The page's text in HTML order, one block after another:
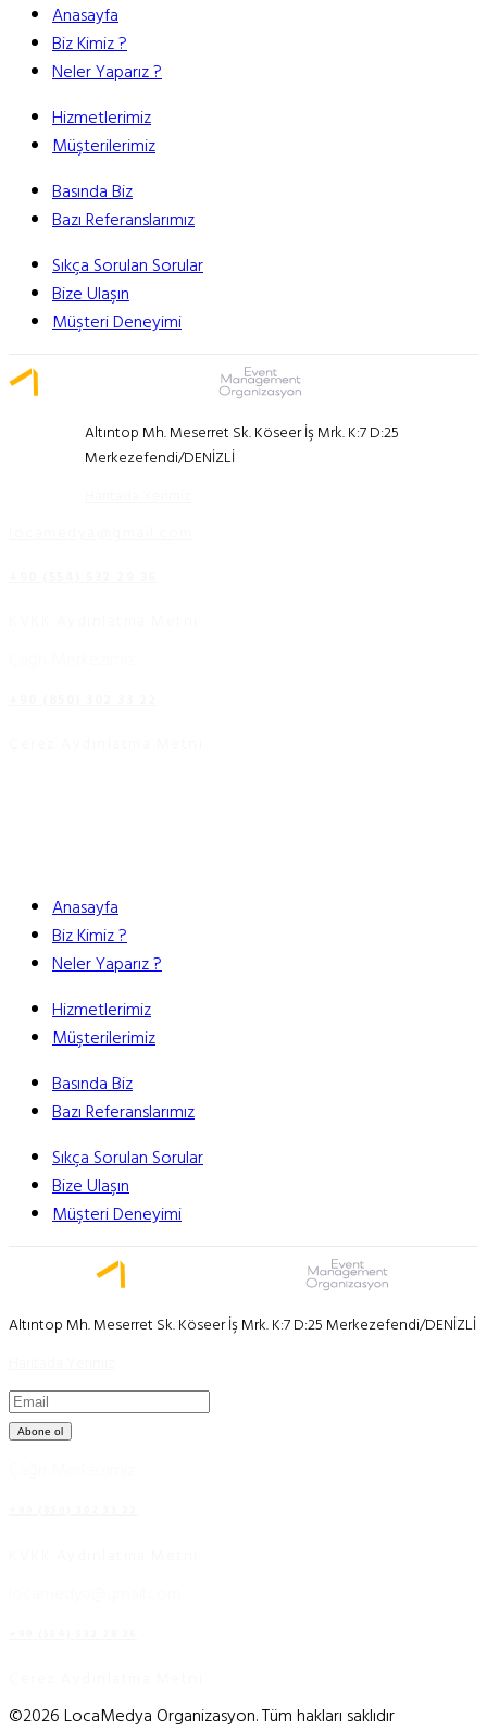
Anasayfa
Biz Kimiz ?
Neler Yaparız ?
Hizmetlerimiz
Müşterilerimiz
Basında Biz
Bazı Referanslarımız
Sıkça Sorulan Sorular
Bize Ulaşın
Müşteri Deneyimi
Altıntop Mh. Meserret Sk. Köseer İş Mrk. K:7 D:25
Merkezefendi/DENİZLİ
Anasayfa
Biz Kimiz ?
Neler Yaparız ?
Hizmetlerimiz
Müşterilerimiz
Basında Biz
Bazı Referanslarımız
Sıkça Sorulan Sorular
Bize Ulaşın
Müşteri Deneyimi
Altıntop Mh. Meserret Sk. Köseer İş Mrk. K:7 D:25 Merkezefendi/DENİZLİ
Abone ol
©2026 LocaMedya Organizasyon. Tüm hakları saklıdır